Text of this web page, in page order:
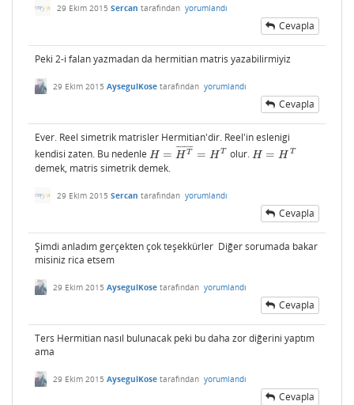
29 Ekim 2015 Sercan tarafından yorumlandı
Cevapla
Peki 2-i falan yazmadan da hermitian matris yazabilirmiyiz
29 Ekim 2015 AysegulKose tarafından yorumlandı
Cevapla
Ever. Reel simetrik matrisler Hermitian'dir. Reel'in eslenigi
kendisi zaten. Bu nedenle H = H T
¯ ¯
¯¯¯¯¯¯ = H T
H= HT ¯=H olur.H = H T
H= HT
demek, matris simetrik demek.
29 Ekim 2015 Sercan tarafından yorumlandı
Cevapla
Şimdi anladım gerçekten çok teşekkürler Diğer sorumada bakar
misiniz rica etsem
29 Ekim 2015 AysegulKose tarafından yorumlandı
Cevapla
Ters Hermitian nasıl bulunacak peki bu daha zor diğerini yaptım
ama
29 Ekim 2015 AysegulKose tarafından yorumlandı
Cevapla